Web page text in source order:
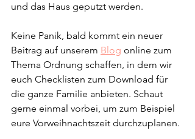
und das Haus geputzt werden.
Keine Panik, bald kommt ein neuer
Beitrag auf unserem Blog online zum
Thema Ordnung schaffen, in dem wir
euch Checklisten zum Download für
die ganze Familie anbieten. Schaut
gerne einmal vorbei, um zum Beispiel
eure Vorweihnachtszeit durchzuplanen.